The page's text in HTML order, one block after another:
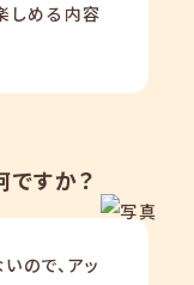
しめる内容
すか？
ので、アッ